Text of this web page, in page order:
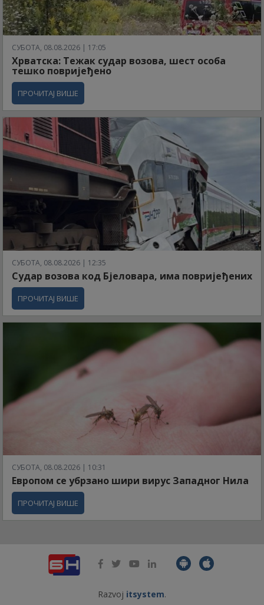
СУБОТА, 08.08.2026 | 17:05
Хрватска: Тежак судар возова, шест особа
тешко повријеђено
ПРОЧИТАЈ ВИШЕ
СУБОТА, 08.08.2026 | 12:35
Судар возова код Бјеловара, има повријеђених
ПРОЧИТАЈ ВИШЕ
СУБОТА, 08.08.2026 | 10:31
Европом се убрзано шири вирус Западног Нила
ПРОЧИТАЈ ВИШЕ
Razvoj itsystem.